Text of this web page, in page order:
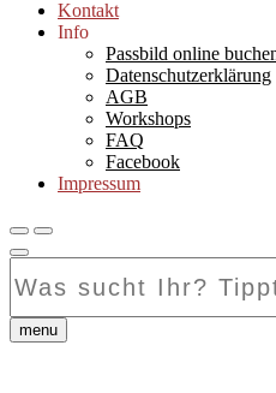
Kontakt
Info
Passbild online
Datenschutzerklärung
AGB
Workshops
FAQ
Facebook
Impressum
sucht
Tippt
menu